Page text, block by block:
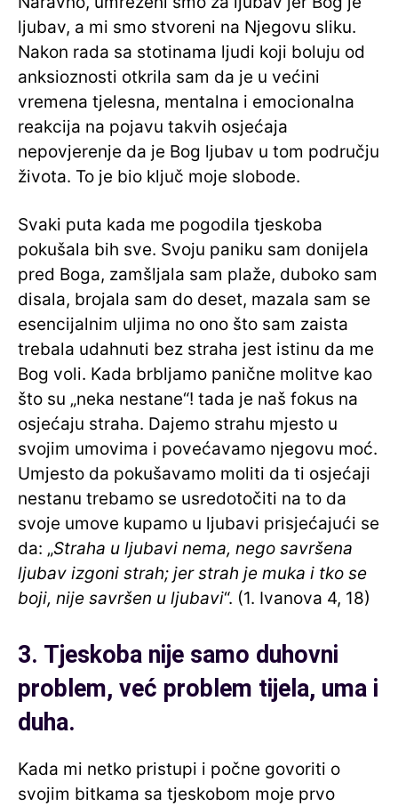
ljubav, a mi smo stvoreni na Njegovu sliku.
Nakon rada sa stotinama ljudi koji boluju od
anksioznosti otkrila sam da je u većini
vremena tjelesna, mentalna i emocionalna
reakcija na pojavu takvih osjećaja
nepovjerenje da je Bog ljubav u tom području
života. To je bio ključ moje slobode.
Svaki puta kada me pogodila tjeskoba
pokušala bih sve. Svoju paniku sam donijela
pred Boga, zamšljala sam plaže, duboko sam
disala, brojala sam do deset, mazala sam se
esencijalnim uljima no ono što sam zaista
trebala udahnuti bez straha jest istinu da me
Bog voli. Kada brbljamo panične molitve kao
što su „neka nestane“! tada je naš fokus na
osjećaju straha. Dajemo strahu mjesto u
svojim umovima i povećavamo njegovu moć.
Umjesto da pokušavamo moliti da ti osjećaji
nestanu trebamo se usredotočiti na to da
svoje umove kupamo u ljubavi prisjećajući se
da: „Straha u ljubavi nema, nego savršena
ljubav izgoni strah; jer strah je muka i tko se
boji, nije savršen u ljubavi“. (1. Ivanova 4, 18)
3. Tjeskoba nije samo duhovni
problem, već problem tijela, uma i
duha.
Kada mi netko pristupi i počne govoriti o
svojim bitkama sa tjeskobom moje prvo